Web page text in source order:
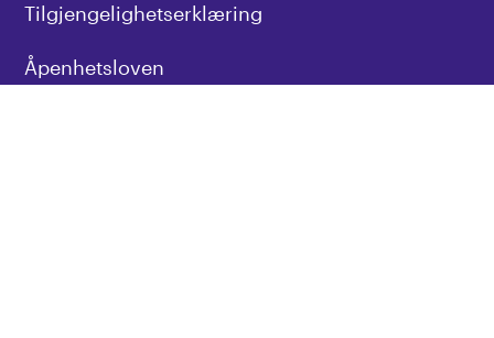
Tilgjengelighetserklæring
Åpenhetsloven